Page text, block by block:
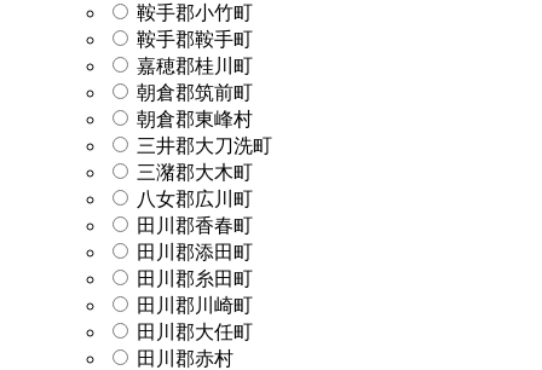
鞍手郡小竹町
鞍手郡鞍手町
嘉穂郡桂川町
朝倉郡筑前町
朝倉郡東峰村
三井郡大刀洗町
三潴郡大木町
八女郡広川町
田川郡香春町
田川郡添田町
田川郡糸田町
田川郡川崎町
田川郡大任町
田川郡赤村